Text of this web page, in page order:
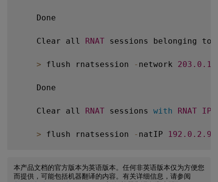
    Done
    Clear all
RNAT sessions belonging to
> flush rnatsession - network 203.0
    Done
    Clear all
RNAT sessions with RNAT IP
> flush rnatsession - natIP 192.0 .2 .90
本产品文档的官方版本为英语版本。任何非英语版本仅为方便您
而提供，可能包括机器翻译的内容。有关详细信息，请参阅